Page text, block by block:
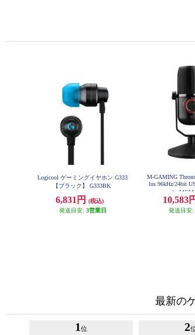
Logicool ゲーミングイヤホン G333
【ブラック】 G333BK
6,831円
(税込)
発送目安: 3営業日
M-GAMING
lus 96kHz/24bit
ン
10,583
発送目安:
最新の
1 位 2